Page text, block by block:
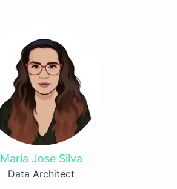
María Jose Silva
Data Architect